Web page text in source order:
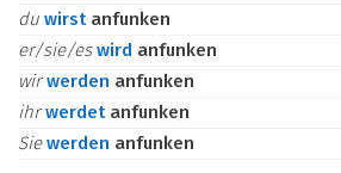
du wirst anfunken
er/sie/eswird anfunken
wirwerden anfunken
ihrwerdet anfunken
Siewerden anfunken